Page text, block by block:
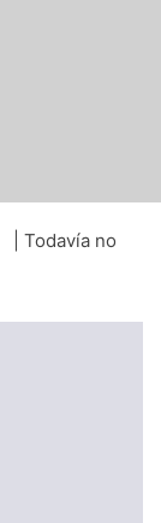
| Todavía no